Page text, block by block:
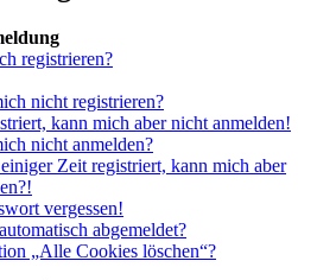
registrieren?
nicht registrieren?
kann mich aber nicht anmelden!
nicht anmelden?
Zeit registriert, kann mich aber
vergessen!
abgemeldet?
„Alle Cookies löschen“?